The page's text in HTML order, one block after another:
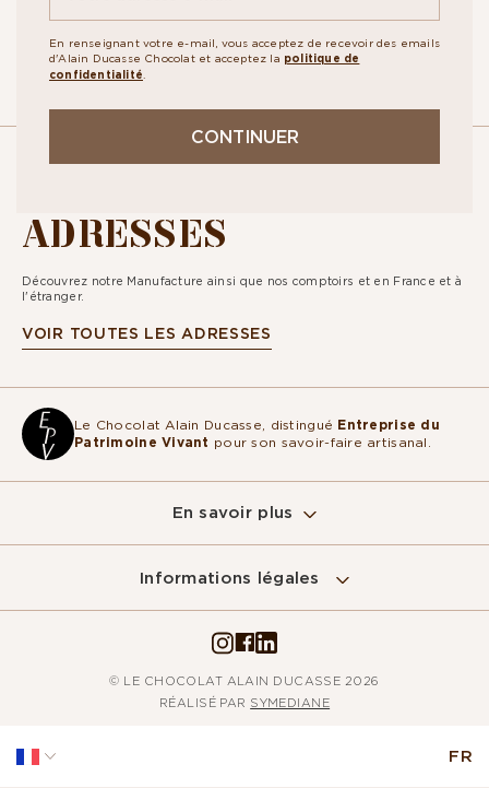
Sur ce site, nous utilisons des cookies
pour mesurer notre audience, entretenir la
relation avec vous et vous adresser de temps à autre du contenu
qualitatif ainsi que de la publicité.
Pour modifier vos préférences par la suite, cliquez sur le lien
Lire la politique de confidentialité
Non merci
En renseignant votre e-mail, vous acceptez de recevoir des emails
d'Alain Ducasse Chocolat et acceptez la politique de
confidentialité
CONTINUER
ADRESSES
Découvrez notre Manufacture ainsi que nos comptoirs et en France et à
l'étranger.
VOIR TOUTES LES ADRESSES
Le Chocolat Alain Ducasse, distingué Entreprise du
Patrimoine Vivant pour son savoir-faire artisanal.
En savoir plus
Informations légales
© LE CHOCOLAT ALAIN DUCASSE 2026
RÉALISÉ PAR SYMEDIANE
FR